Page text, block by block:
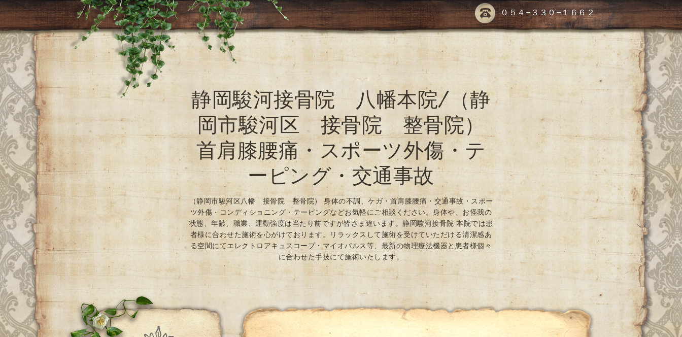
０５４-３３０-１６６２
静岡駿河接骨院 八幡本院/（静
岡市駿河区 接骨院 整骨院）
首肩膝腰痛・スポーツ外傷・テ
ーピング・交通事故
（静岡市駿河区八幡 接骨院 整骨院） 身体の不調、ケガ・首肩膝腰痛・交通事故・スポー
ツ外傷・コンディショニング・テーピングなどお気軽にご相談ください。身体や、お怪我の
状態、年齢、職業、運動強度は当たり前ですが皆さま違います。静岡駿河接骨院 本院では患
者様に合わせた施術を心がけております。リラックスして施術を受けていただける清潔感あ
る空間にてエレクトロアキュスコープ・マイオパルス等、最新の物理療法機器と患者様個々
に合わせた手技にて施術いたします。